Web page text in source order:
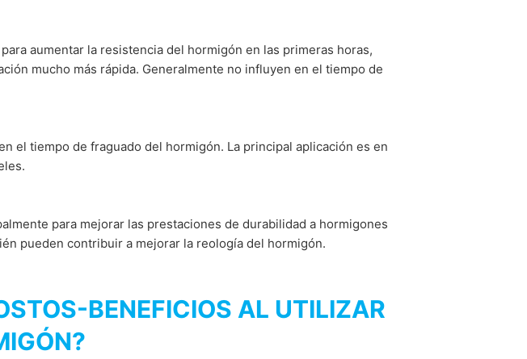
aumentar la resistencia del hormigón en las primeras horas,
mucho más rápida. Generalmente no influyen en el tiempo de
el tiempo de fraguado del hormigón. La principal aplicación es en
para mejorar las prestaciones de durabilidad a hormigones
pueden contribuir a mejorar la reología del hormigón.
BENEFICIOS AL UTILIZAR